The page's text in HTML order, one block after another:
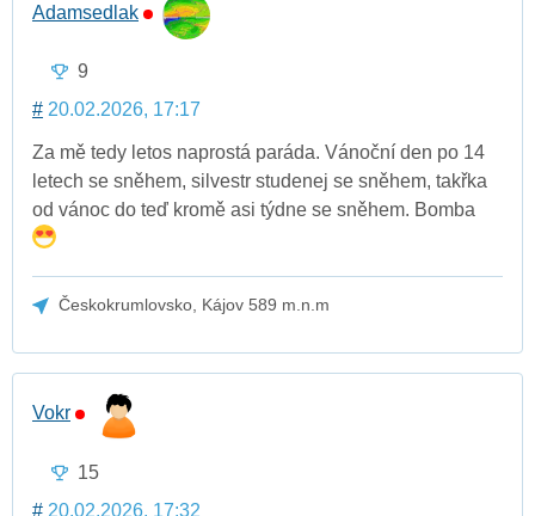
Adamsedlak
9
# 20.02.2026, 17:17
Za mě tedy letos naprostá paráda. Vánoční den po 14
letech se sněhem, silvestr studenej se sněhem, takřka
od vánoc do teď kromě asi týdne se sněhem. Bomba
Českokrumlovsko, Kájov 589 m.n.m
Vokr
15
# 20.02.2026, 17:32